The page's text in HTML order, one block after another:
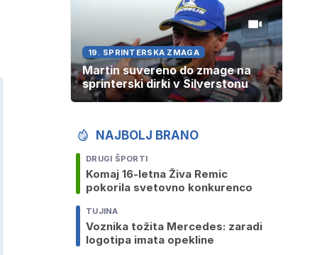
19. SPRINTERSKA ZMAGA
Martin suvereno do zmage na
sprinterski dirki v Silverstonu
NAJBOLJ BRANO
DRUGI ŠPORTI
Komaj 16-letna Živa Remic
pokorila svetovno konkurenco
TUJINA
Voznika tožita Mercedes: zaradi
logotipa imata opekline